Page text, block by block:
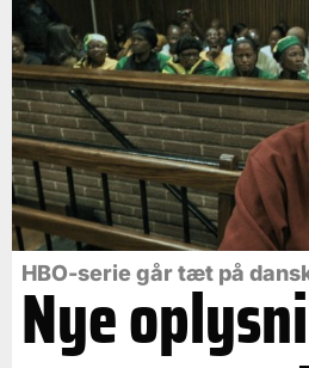
HBO-serie går tæt på
Nye